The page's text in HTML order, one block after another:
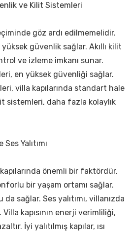
ve Kilit Sistemleri
göz ardı edilmemelidir.
güvenlik sağlar. Akıllı kilit
ve izleme imkanı sunar.
en yüksek güvenliği sağlar.
villa kapılarında standart hale
sistemleri, daha fazla kolaylık
Yalıtımı
kapılarında önemli bir faktördür.
bir yaşam ortamı sağlar.
sağlar. Ses yalıtımı, villanızda
kapısının enerji verimliliği,
İyi yalıtılmış kapılar, ısı